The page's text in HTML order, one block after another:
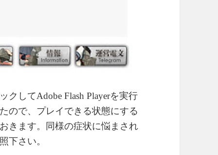
してAdobe Flash Playerを実行
ので、プレイできる状態にする
きます。同様の症状に悩まされ
下さい。